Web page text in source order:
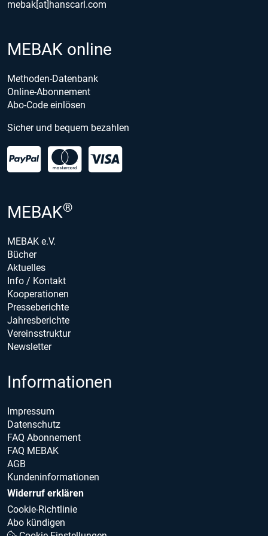
mebak[at]hanscarl.com
MEBAK online
Methoden-Datenbank
Online-Abonnement
Abo-Code einlösen
Sicher und bequem bezahlen
MEBAK®
MEBAK e.V.
Bücher
Aktuelles
Info / Kontakt
Kooperationen
Presseberichte
Jahresberichte
Vereinsstruktur
Newsletter
Informationen
Impressum
Datenschutz
FAQ Abonnement
FAQ MEBAK
AGB
Kundeninformationen
Widerruf erklären
Cookie-Richtlinie
Abo kündigen